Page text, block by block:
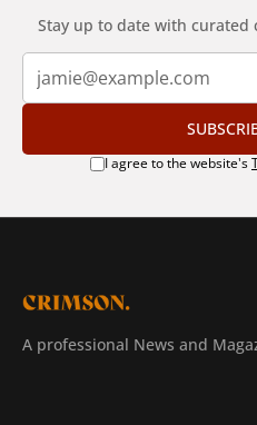
Stay up to date with
I agree to the website's
A professional News and